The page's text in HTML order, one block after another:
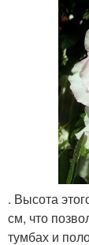
. Высота
см, что
тумбах и